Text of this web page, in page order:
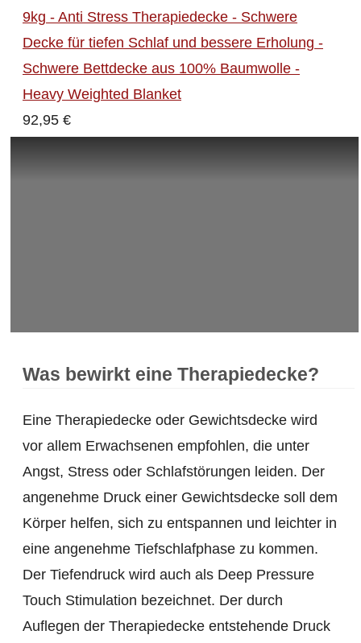
9kg - Anti Stress Therapiedecke - Schwere
Decke für tiefen Schlaf und bessere Erholung -
Schwere Bettdecke aus 100% Baumwolle -
Heavy Weighted Blanket
92,95 €
Was bewirkt eine Therapiedecke?
Eine Therapiedecke oder Gewichtsdecke wird
vor allem Erwachsenen empfohlen, die unter
Angst, Stress oder Schlafstörungen leiden. Der
angenehme Druck einer Gewichtsdecke soll dem
Körper helfen, sich zu entspannen und leichter in
eine angenehme Tiefschlafphase zu kommen.
Der Tiefendruck wird auch als Deep Pressure
Touch Stimulation bezeichnet. Der durch
Auflegen der Therapiedecke entstehende Druck